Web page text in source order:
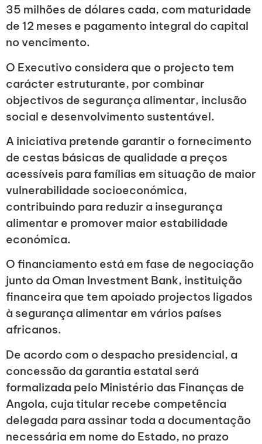
35 milhões de dólares cada, com maturidade
de 12 meses e pagamento integral do capital
no vencimento.
O Executivo considera que o projecto tem
carácter estruturante, por combinar
objectivos de segurança alimentar, inclusão
social e desenvolvimento sustentável.
A iniciativa pretende garantir o fornecimento
de cestas básicas de qualidade a preços
acessíveis para famílias em situação de maior
vulnerabilidade socioeconómica,
contribuindo para reduzir a insegurança
alimentar e promover maior estabilidade
económica.
O financiamento está em fase de negociação
junto da Oman Investment Bank, instituição
financeira que tem apoiado projectos ligados
à segurança alimentar em vários países
africanos.
De acordo com o despacho presidencial, a
concessão da garantia estatal será
formalizada pelo Ministério das Finanças de
Angola, cuja titular recebe competência
delegada para assinar toda a documentação
necessária em nome do Estado, no prazo